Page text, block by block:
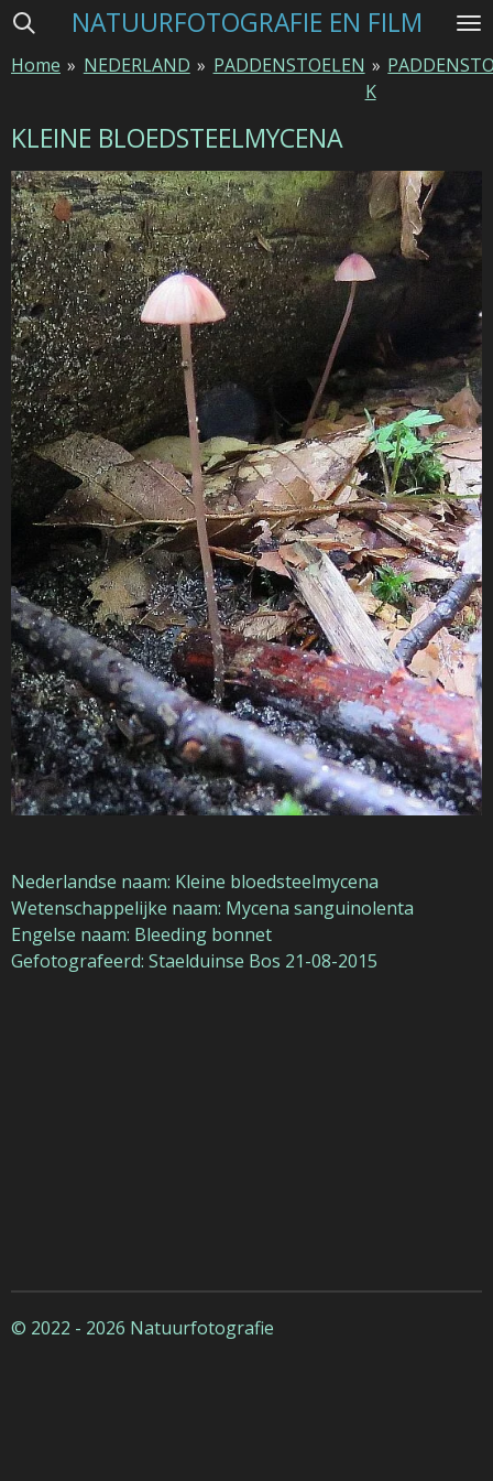
Ga
naar
hoofdinhoud
NATUURFOTOGRAFIE EN FILM
Home » NEDERLAND » PADDENSTOELEN »
K
KLEINE BLOEDSTEELMYCENA
Nederlandse naam: Kleine bloedsteelmycena
Wetenschappelijke naam: Mycena sanguinolenta
Engelse naam: Bleeding bonnet
Gefotografeerd: Staelduinse Bos 21-08-2015
© 2022 - 2026 Natuurfotografie